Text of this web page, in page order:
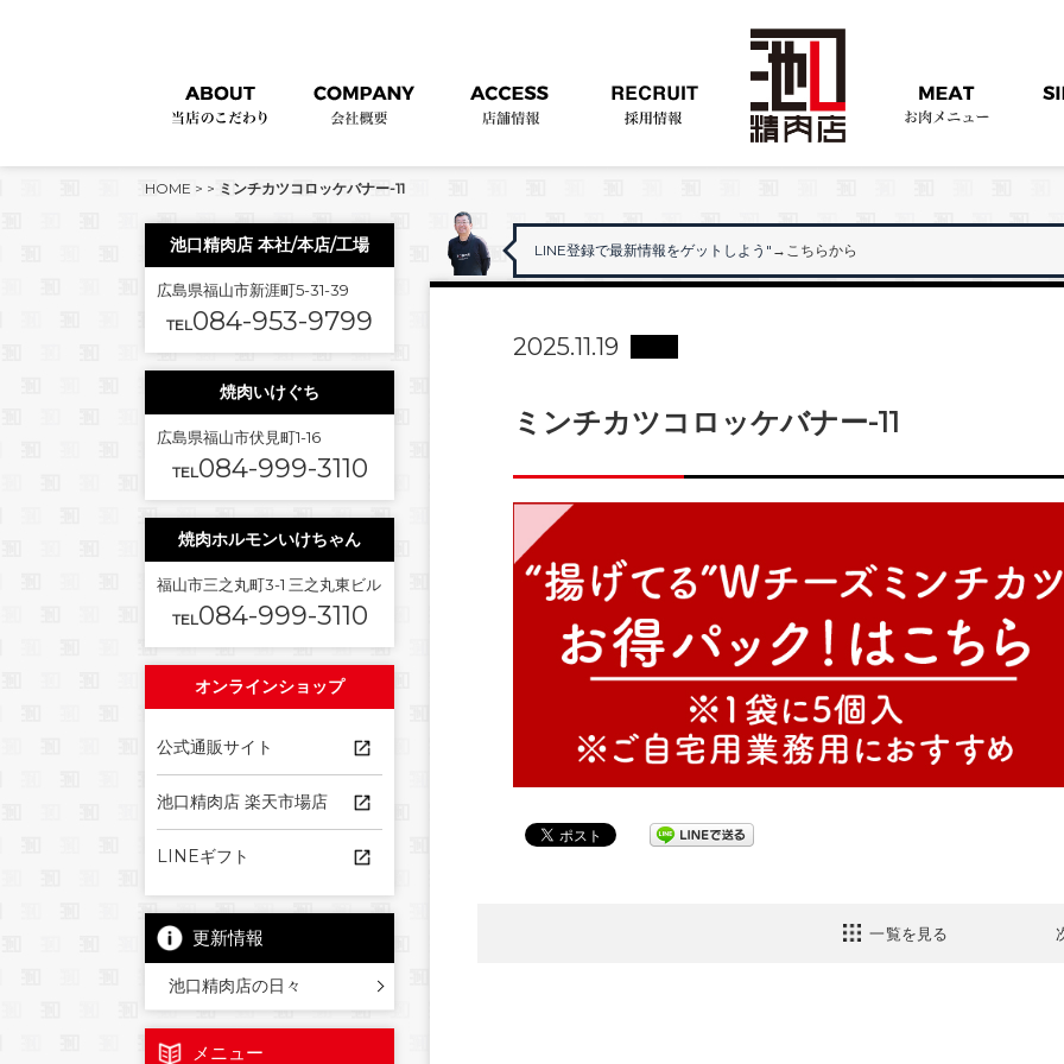
HOME > > ミンチカツコロッケバナー-11
LINE登録で最新情報をゲットしよう" →こちらから
2025.11.19
ミンチカツコロッケバナー-11
一覧を見る
池口精肉店 本社/本店/工場
広島県福山市新涯町5-31-39
TEL084-953-9799
焼肉いけぐち
広島県福山市伏見町1-16
TEL084-999-3110
焼肉ホルモンいけちゃん
福山市三之丸町3-1 三之丸東ビル
TEL084-999-3110
オンラインショップ
公式通販サイト
池口精肉店 楽天市場店
LINEギフト
更新情報
池口精肉店の日々
メニュー